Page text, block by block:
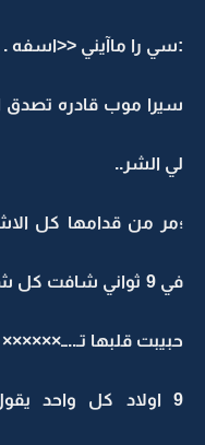
:سي را ماآيني <<اسفه .
سيرا موب قادره تصدق
لي الشر..
في 9 ثواني شافت
حبيبت قلبها تـ..ــ××××××
9 اولاد كل واحد